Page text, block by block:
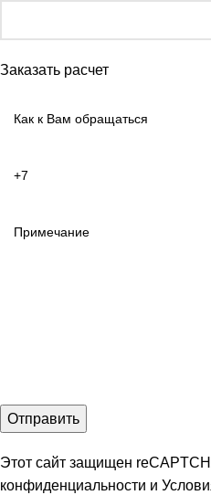
Заказать расчет
Этот сайт защищен
конфиденциальности и